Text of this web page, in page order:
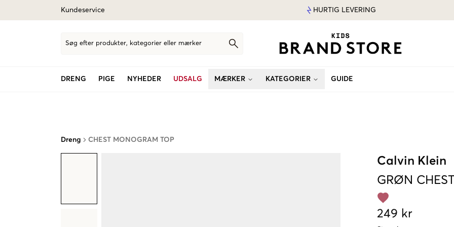
Kundeservice HURTIG LEVERING
Søg efter produkter, kategorier eller mærker
DRENG PIGE NYHEDER UDSALG MÆRKER KATEGORIER GUIDE
Dreng CHEST MONOGRAM TOP
Calvin Klein
GRØN
249 kr